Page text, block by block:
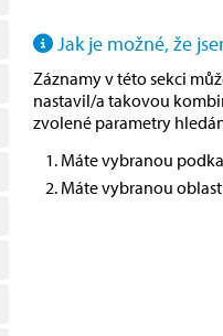
Jak je možné, že
Záznamy v této sekci
nastavil/a takovou
zvolené parametry
Máte vybranou
Máte vybranou oblast